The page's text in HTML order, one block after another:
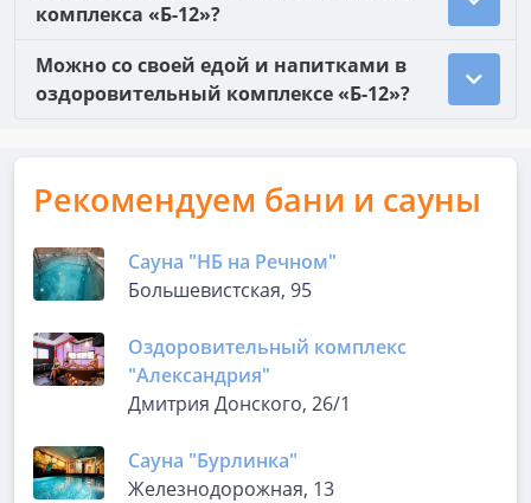
комплекса «Б-12»?
Можно со своей едой и напитками в
оздоровительный комплексе «Б-12»?
Рекомендуем бани и сауны
Сауна "НБ на Речном"
Большевистская, 95
Оздоровительный комплекс
"Александрия"
Дмитрия Донского, 26/1
Сауна "Бурлинка"
Железнодорожная, 13